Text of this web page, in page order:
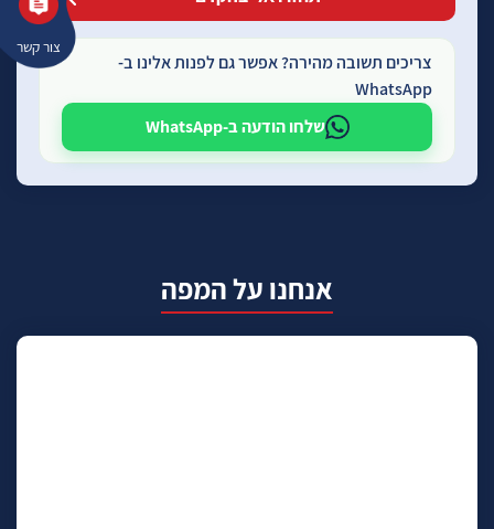
צור קשר
צריכים תשובה מהירה? אפשר גם לפנות אלינו ב-
WhatsApp
שלחו הודעה ב-WhatsApp
אנחנו על המפה